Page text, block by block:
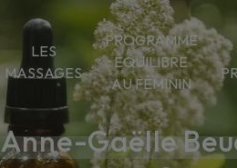
LES
MASSAGES
PROGRAMME
ÉQUILIBRE
AU FÉMININ
Anne-Gaëlle